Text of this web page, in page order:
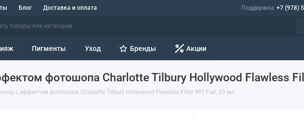
Блог Доставка и оплата Поддержка +7 (978)
Пигменты Уход Бренды Акции
фотошопа Charlotte Tilbury Hollywood Flawless
с эффектом фотошопа Charlotte Tilbury Hollywood Flawless Filter №2 Fair, 30 мл